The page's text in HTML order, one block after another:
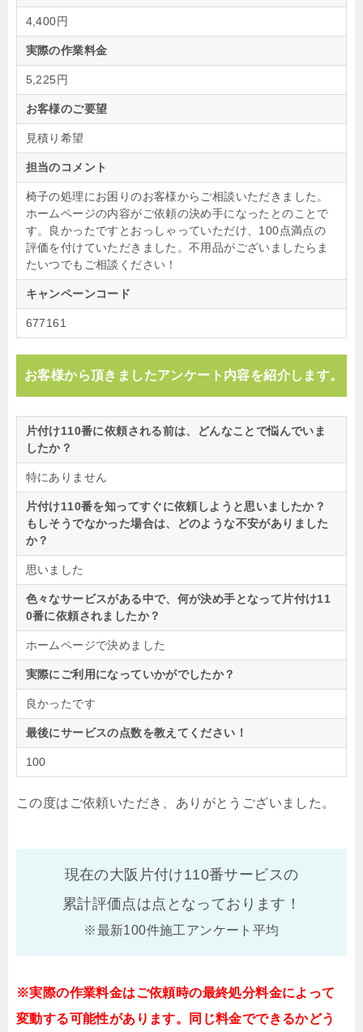
4,400円
実際の作業料金
5,225円
お客様のご要望
見積り希望
担当のコメント
椅子の処理にお困りのお客様からご相談いただきました。
ホームページの内容がご依頼の決め手になったとのことで
す。良かったですとおっしゃっていただけ、100点満点の
評価を付けていただきました。不用品がございましたらま
たいつでもご相談ください！
キャンペーンコード
677161
お客様から頂きましたアンケート内容を紹介します。
片付け110番に依頼される前は、どんなことで悩んでいま
したか？
特にありません
片付け110番を知ってすぐに依頼しようと思いましたか？
もしそうでなかった場合は、どのような不安がありました
か？
思いました
色々なサービスがある中で、何が決め手となって片付け11
0番に依頼されましたか？
ホームページで決めました
実際にご利用になっていかがでしたか？
良かったです
最後にサービスの点数を教えてください！
100
この度はご依頼いただき、ありがとうございました。
現在の大阪片付け110番サービスの
累計評価点は点となっております！
※最新100件施工アンケート平均
※実際の作業料金はご依頼時の最終処分料金によって
変動する可能性があります。同じ料金でできるかどう